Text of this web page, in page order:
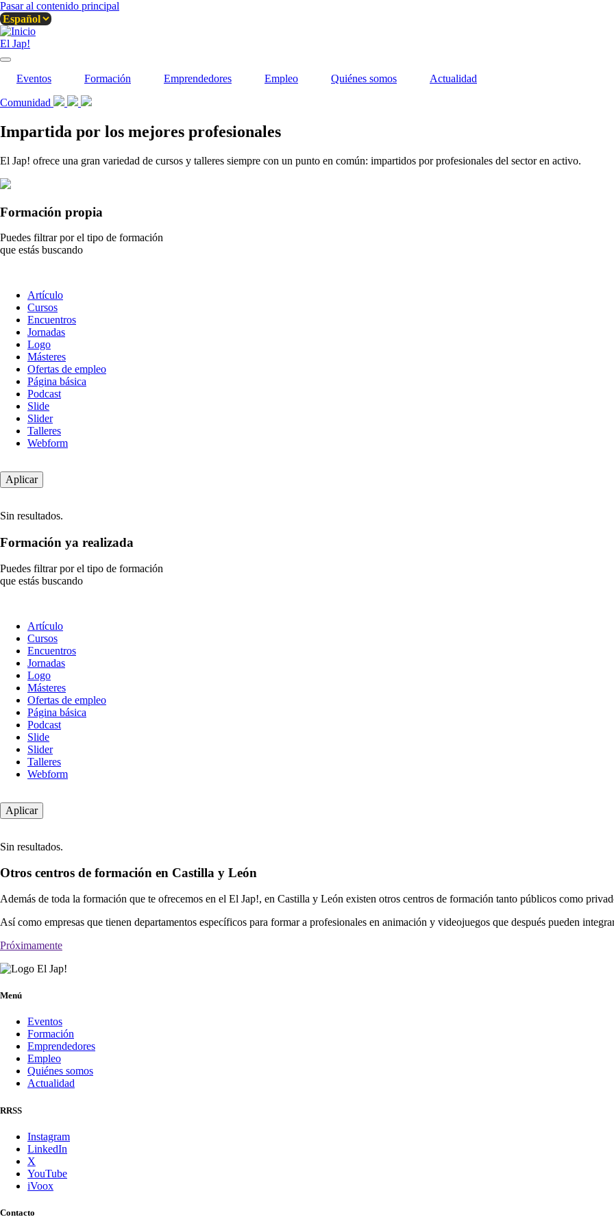
Pasar al contenido principal
El Jap!
Eventos Formación Emprendedores Empleo Quiénes somos Actualidad
Comunidad
Impartida por los mejores profesionales
El Jap! ofrece una gran variedad de cursos y talleres siempre con un punto en común: impartidos por profesionales del sector en activo.
Formación propia
Puedes filtrar por el tipo de formación
que estás buscando
contenido
Artículo
Cursos
Encuentros
Jornadas
Logo
Másteres
Ofertas de empleo
Página básica
Podcast
Slide
Slider
Talleres
Webform
Sin resultados.
Formación ya realizada
Puedes filtrar por el tipo de formación
que estás buscando
contenido
Artículo
Cursos
Encuentros
Jornadas
Logo
Másteres
Ofertas de empleo
Página básica
Podcast
Slide
Slider
Talleres
Webform
Sin resultados.
Otros centros de formación en Castilla y León
Además de toda la formación que te ofrecemos en el El Jap!, en Castilla y León existen otros centros de formación tanto públicos como
Así como empresas que tienen departamentos específicos para formar a profesionales en animación y videojuegos que después pueden
Próximamente
Menú
Eventos
Formación
Emprendedores
Empleo
Quiénes somos
Actualidad
RRSS
Instagram
LinkedIn
X
YouTube
iVoox
Contacto